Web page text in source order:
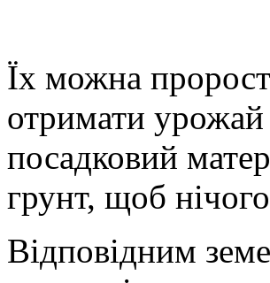
Їх можна
отримати
посадковий
грунт, щоб
Відповідним